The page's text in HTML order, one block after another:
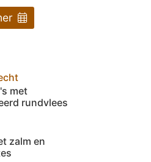
met
rundvlees
zalm en